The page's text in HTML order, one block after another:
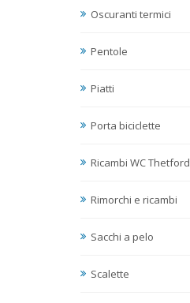
Oscuranti termici
Pentole
Piatti
Porta biciclette
Ricambi WC Thetford
Rimorchi e ricambi
Sacchi a pelo
Scalette